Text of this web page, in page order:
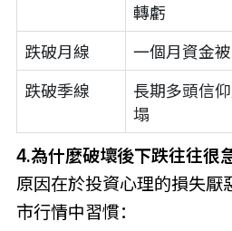
轉虧
跌破月線 一個月資金
跌破季線
長期多頭信
塌
4.為什麼破壞後下跌往往很
原因在於投資心理的損失厭
市行情中習慣：